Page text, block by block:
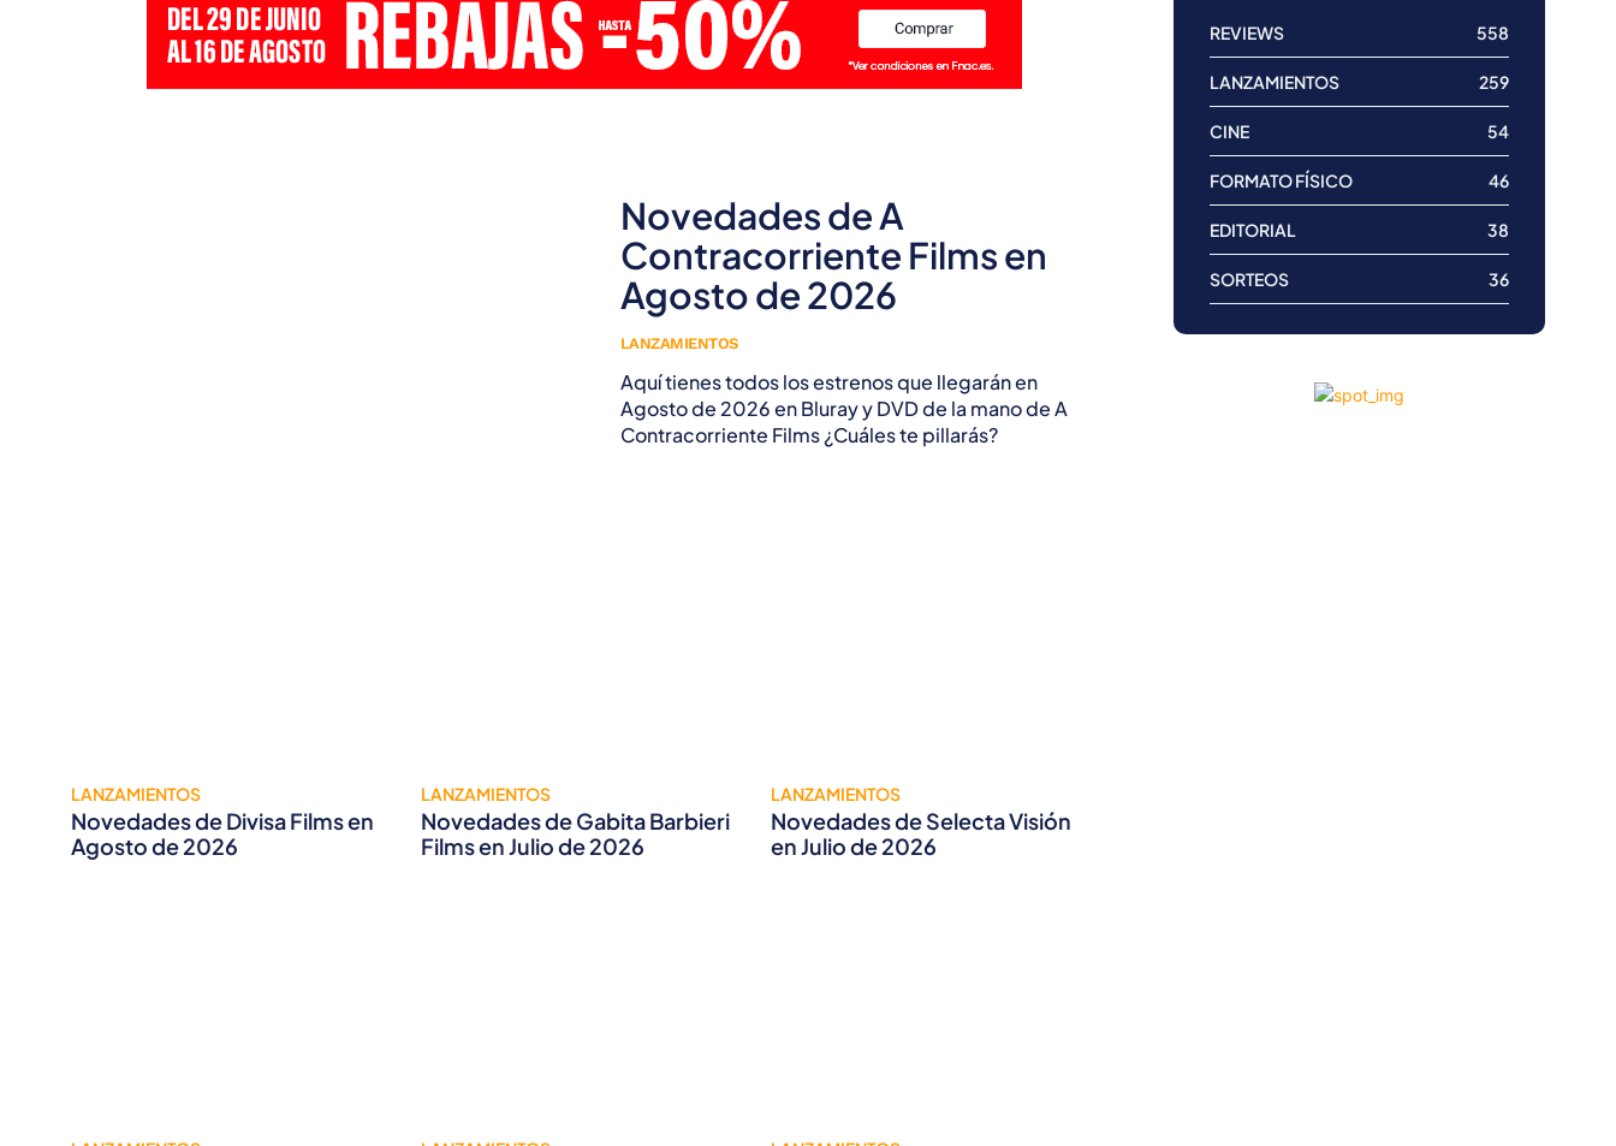
Novedades de A
Contracorriente Films en
Agosto de 2026
LANZAMIENTOS
Aquí tienes todos los estrenos que llegarán en
Agosto de 2026 en Bluray y DVD de la mano de A
Contracorriente Films ¿Cuáles te pillarás?
LANZAMIENTOS
Novedades de Divisa Films en
Agosto de 2026
LANZAMIENTOS
Novedades de Gabita Barbieri
Films en Julio de 2026
LANZAMIENTOS
Novedades de Selecta Visión
en Julio de 2026
REVIEWS 558
LANZAMIENTOS 259
CINE 54
FORMATO FÍSICO 46
EDITORIAL 38
SORTEOS 36